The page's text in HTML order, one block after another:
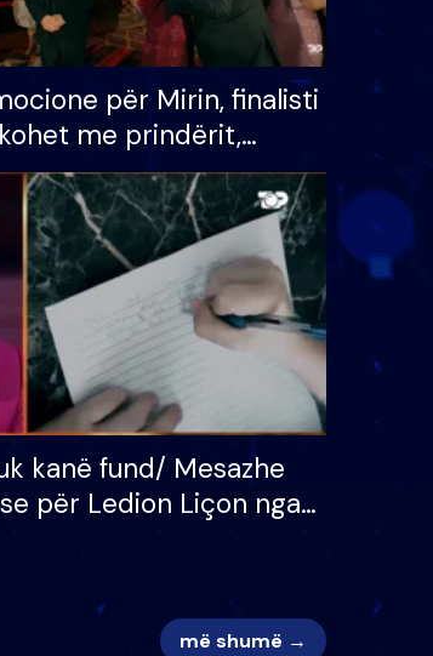
për Mirin, finalisti
me prindërit,
dhe bashkëshorten:
ndonjë letër divorci
jo?
kanë fund/ Mesazhe
për Ledion Liçon nga
e tij, moderatori
më shumë →